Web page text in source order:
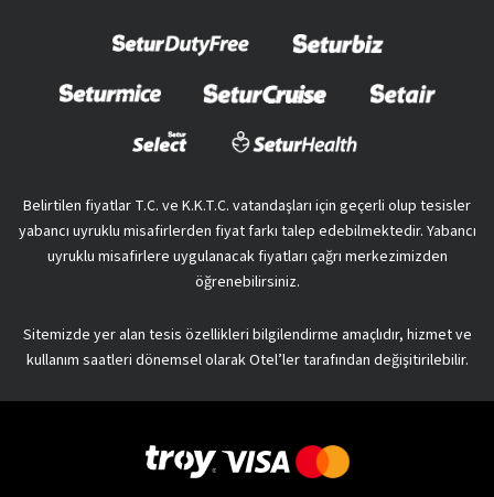
Belirtilen fiyatlar T.C. ve K.K.T.C. vatandaşları için geçerli olup tesisler
yabancı uyruklu misafirlerden fiyat farkı talep edebilmektedir. Yabancı
uyruklu misafirlere uygulanacak fiyatları çağrı merkezimizden
öğrenebilirsiniz.
Sitemizde yer alan tesis özellikleri bilgilendirme amaçlıdır, hizmet ve
kullanım saatleri dönemsel olarak Otel’ler tarafından değişitirilebilir.